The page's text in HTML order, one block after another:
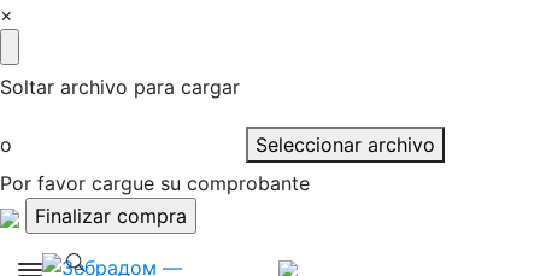
×
Soltar archivo para cargar
o
Seleccionar archivo
Por favor cargue su comprobante